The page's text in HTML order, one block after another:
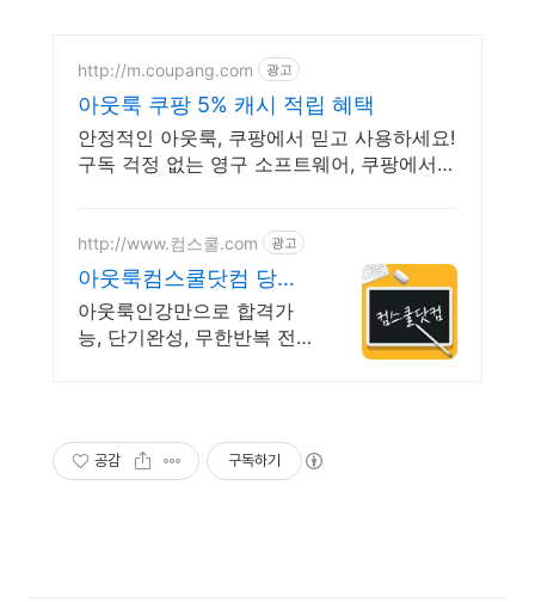
http://m.coupang.com 광고
아웃룩 쿠팡 5% 캐시 적립 혜택
안정적인 아웃룩, 쿠팡에서 믿고 사용하세요!
구독 걱정 없는 영구 소프트웨어, 쿠팡에서
http://www.컴스쿨.com 광고
아웃룩컴스쿨닷컴 당일
신청&결제시 기프티콘!
아웃룩인강만으로 합격가
능, 단기완성, 무한반복 전
공감 구독하기